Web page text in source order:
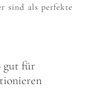
sind als perfekte
gut für